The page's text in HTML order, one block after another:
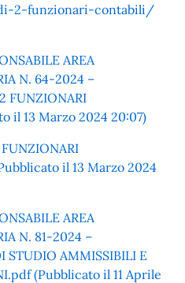
2-funzionari-contabili/
AREA
N. 64-2024 –
FUNZIONARI
il 13 Marzo 2024 20:07)
il 13 Marzo 2024
AREA
N. 81-2024 –
STUDIO AMMISSIBILI E
(Pubblicato il 11 Aprile